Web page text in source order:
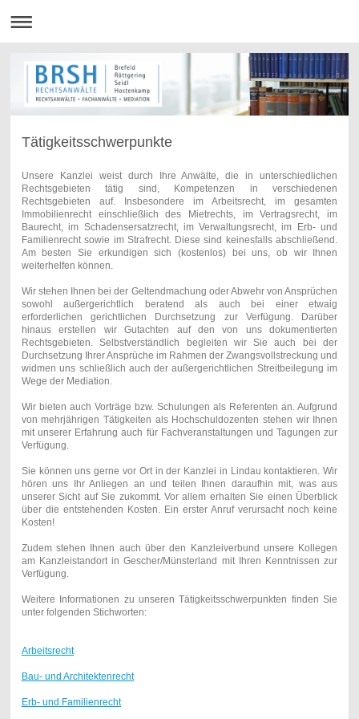
Tätigkeitsschwerpunkte
Unsere Kanzlei weist durch Ihre Anwälte, die in unterschiedlichen
Rechtsgebieten tätig sind, Kompetenzen in verschiedenen
Rechtsgebieten auf. Insbesondere im Arbeitsrecht, im gesamten
Immobilienrecht einschließlich des Mietrechts, im Vertragsrecht, im
Baurecht, im Schadensersatzrecht, im Verwaltungsrecht, im Erb- und
Familienrecht sowie im Strafrecht. Diese sind keinesfalls abschließend.
Am besten Sie erkundigen sich (kostenlos) bei uns, ob wir Ihnen
weiterhelfen können.
Wir stehen Ihnen bei der Geltendmachung oder Abwehr von Ansprüchen
sowohl außergerichtlich beratend als auch bei einer etwaig
erforderlichen gerichtlichen Durchsetzung zur Verfügung. Darüber
hinaus erstellen wir Gutachten auf den von uns dokumentierten
Rechtsgebieten. Selbstverständlich begleiten wir Sie auch bei der
Durchsetzung Ihrer Ansprüche im Rahmen der Zwangsvollstreckung und
widmen uns schließlich auch der außergerichtlichen Streitbeilegung im
Wege der Mediation.
Wir bieten auch Vorträge bzw. Schulungen als Referenten an. Aufgrund
von mehrjährigen Tätigkeiten als Hochschuldozenten stehen wir Ihnen
mit unserer Erfahrung auch für Fachveranstaltungen und Tagungen zur
Verfügung.
Sie können uns gerne vor Ort in der Kanzlei in Lindau kontaktieren. Wir
hören uns Ihr Anliegen an und teilen Ihnen daraufhin mit, was aus
unserer Sicht auf Sie zukommt. Vor allem erhalten Sie einen Überblick
über die entstehenden Kosten. Ein erster Anruf verursacht noch keine
Kosten!
Zudem stehen Ihnen auch über den Kanzleiverbund unsere Kollegen
am Kanzleistandort in Gescher/Münsterland mit Ihren Kenntnissen zur
Verfügung.
Weitere Informationen zu unseren Tätigkeitsschwerpunkten finden Sie
unter folgenden Stichworten:
Arbeitsrecht
Bau- und Architektenrecht
Erb- und Familienrecht